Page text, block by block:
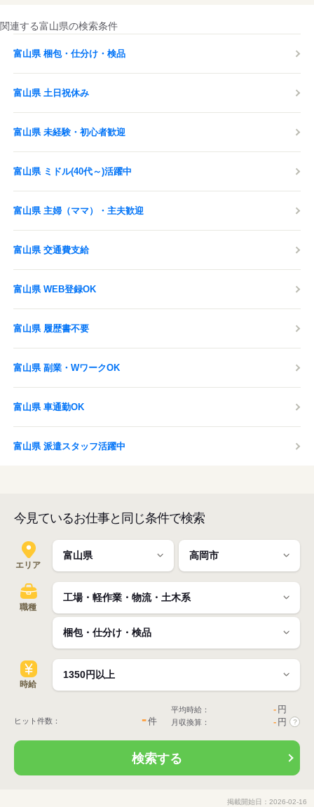
関連する富山県の検索条件
富山県 梱包・仕分け・検品
富山県 土日祝休み
富山県 未経験・初心者歓迎
富山県 ミドル(40代～)活躍中
富山県 主婦（ママ）・主夫歓迎
富山県 交通費支給
富山県 WEB登録OK
富山県 履歴書不要
富山県 副業・WワークOK
富山県 車通勤OK
富山県 派遣スタッフ活躍中
今見ているお仕事と同じ条件で検索
エリア
職種
時給
ヒット件数： -件
平均時給： - 円
月収換算： - 円 ?
検索する
掲載開始日：2026-02-16